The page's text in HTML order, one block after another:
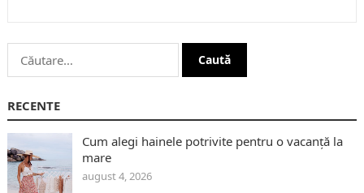
Caută
după:
RECENTE
Cum alegi hainele potrivite pentru o vacanță la
mare
august 4, 2026